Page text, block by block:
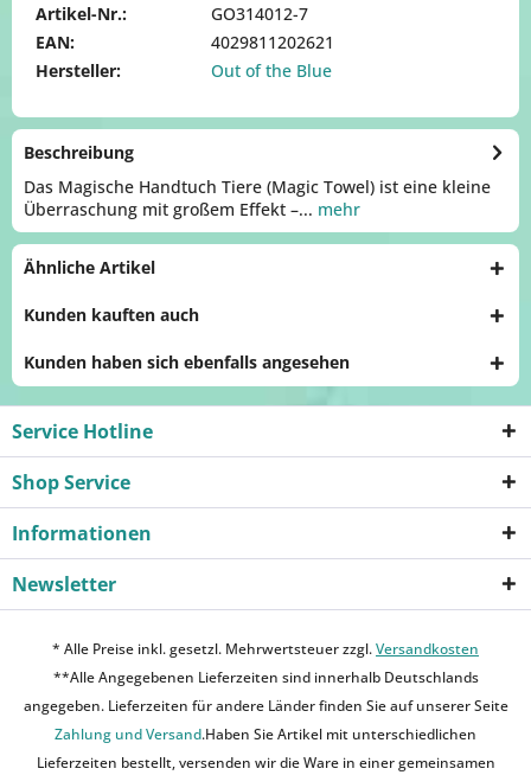
Artikel-Nr.:
GO314012-7
EAN:
4029811202621
Hersteller:
Out of the Blue
Beschreibung
Das Magische Handtuch Tiere (Magic Towel) ist eine kleine
Überraschung mit großem Effekt –... mehr
Ähnliche Artikel
Kunden kauften auch
Kunden haben sich ebenfalls angesehen
Service Hotline
Shop Service
Informationen
Newsletter
* Alle Preise inkl. gesetzl. Mehrwertsteuer zzgl.Versandkosten
**Alle Angegebenen Lieferzeiten sind innerhalb Deutschlands
angegeben. Lieferzeiten für andere Länder finden Sie auf unserer Seite
Zahlung und Versand.Haben Sie Artikel mit unterschiedlichen
Lieferzeiten bestellt, versenden wir die Ware in einer gemeinsamen